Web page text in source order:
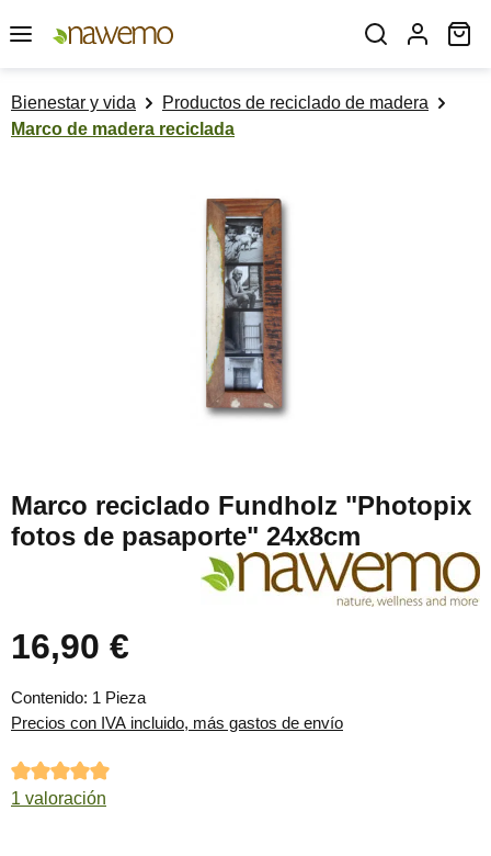
Saltar al contenido principal
Bienestar y vida
Productos de reciclado de madera
Marco de madera reciclada
Marco reciclado Fundholz "Photopix
fotos de pasaporte" 24x8cm
Precio normal:
16,90 €
Contenido: 1 Pieza
Precios con IVA incluido, más gastos de envío
Calificación promedio de 5 de 5 estrellas
1 valoración